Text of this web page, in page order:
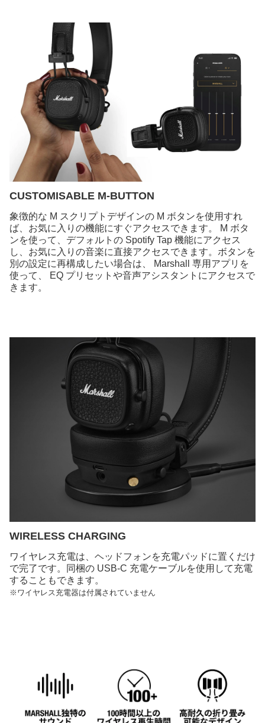
CUSTOMISABLE M-BUTTON
象徴的な M スクリプトデザインの M ボタンを使用すれ
ば、お気に入りの機能にすぐアクセスできます。 M ボタ
ンを使って、デフォルトの Spotify Tap 機能にアクセス
し、お気に入りの音楽に直接アクセスできます。ボタンを
別の設定に再構成したい場合は、 Marshall 専用アプリを
使って、 EQ プリセットや音声アシスタントにアクセスで
きます。
WIRELESS CHARGING
ワイヤレス充電は、ヘッドフォンを充電パッドに置くだけ
で完了です。同梱の USB-C 充電ケーブルを使用して充電
することもできます。
※ワイヤレス充電器は付属されていません